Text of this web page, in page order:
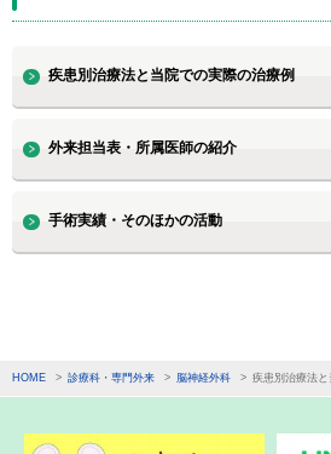
疾患別治療法と当院での実際の治療例
外来担当表・所属医師の紹介
手術実績・そのほかの活動
HOME 診療科・専門外来 脳神経外科 疾患別治療法と